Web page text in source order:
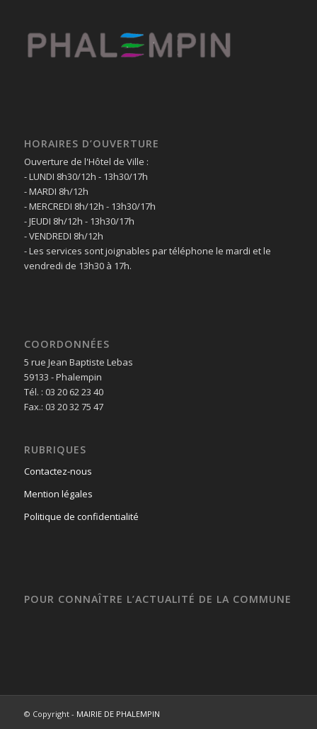
HORAIRES D’OUVERTURE
Ouverture de l'Hôtel de Ville :
- LUNDI 8h30/12h - 13h30/17h
- MARDI 8h/12h
- MERCREDI 8h/12h - 13h30/17h
- JEUDI 8h/12h - 13h30/17h
- VENDREDI 8h/12h
- Les services sont joignables par téléphone le mardi et le
vendredi de 13h30 à 17h.
COORDONNÉES
5 rue Jean Baptiste Lebas
59133 - Phalempin
Tél. : 03 20 62 23 40
Fax.: 03 20 32 75 47
RUBRIQUES
Contactez-nous
Mention légales
Politique de confidentialité
POUR CONNAÎTRE L’ACTUALITÉ DE LA COMMUNE
© Copyright - MAIRIE DE PHALEMPIN